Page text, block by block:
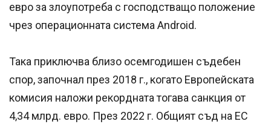
евро за злоупотреба с господстващо положение
чрез операционната система Android.
Така приключва близо осемгодишен съдебен
спор, започнал през 2018 г., когато Европейската
комисия наложи рекордната тогава санкция от
4,34 млрд. евро. През 2022 г. Общият съд на ЕС